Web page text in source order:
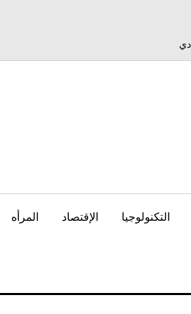
التكنولوجيا الإقتصاد المرأه